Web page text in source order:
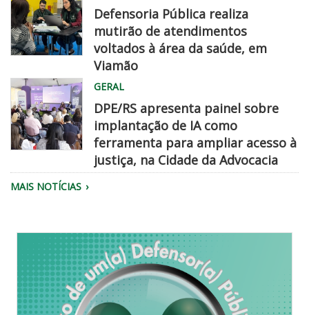
Equipe
da
Defensoria
realiza
atendimento.
Defensoria Pública realiza
mutirão de atendimentos
voltados à área da saúde, em
Viamão
Público
reunido
Advocacia
GERAL
DPE/RS apresenta painel sobre
implantação de IA como
ferramenta para ampliar acesso à
justiça, na Cidade da Advocacia
MAIS NOTÍCIAS